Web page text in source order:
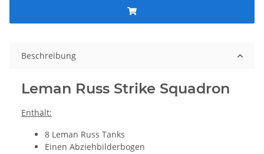
Beschreibung
Leman Russ Strike Squadron
Enthält:
8 Leman Russ Tanks
Einen Abziehbilderbogen